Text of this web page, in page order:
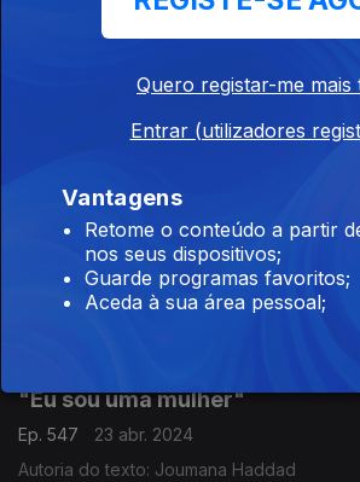
"Eu só queria um pónei"
Leitura do texto: Filipe Lopes
"Letra para um hino"
24 abr. 2024
Autoria do texto: Manuel Alegre
Leitura do texto: Ana Querido
"Eu sou uma mulher"
Ep. 547
23 abr. 2024
Autoria do texto: Joumana Haddad
Quero registar-me mais
Entrar (utilizadores
Vantagens
Retome o conteúdo a partir
nos seus dispositivos;
Guarde programas favoritos;
Aceda à sua área pessoal;